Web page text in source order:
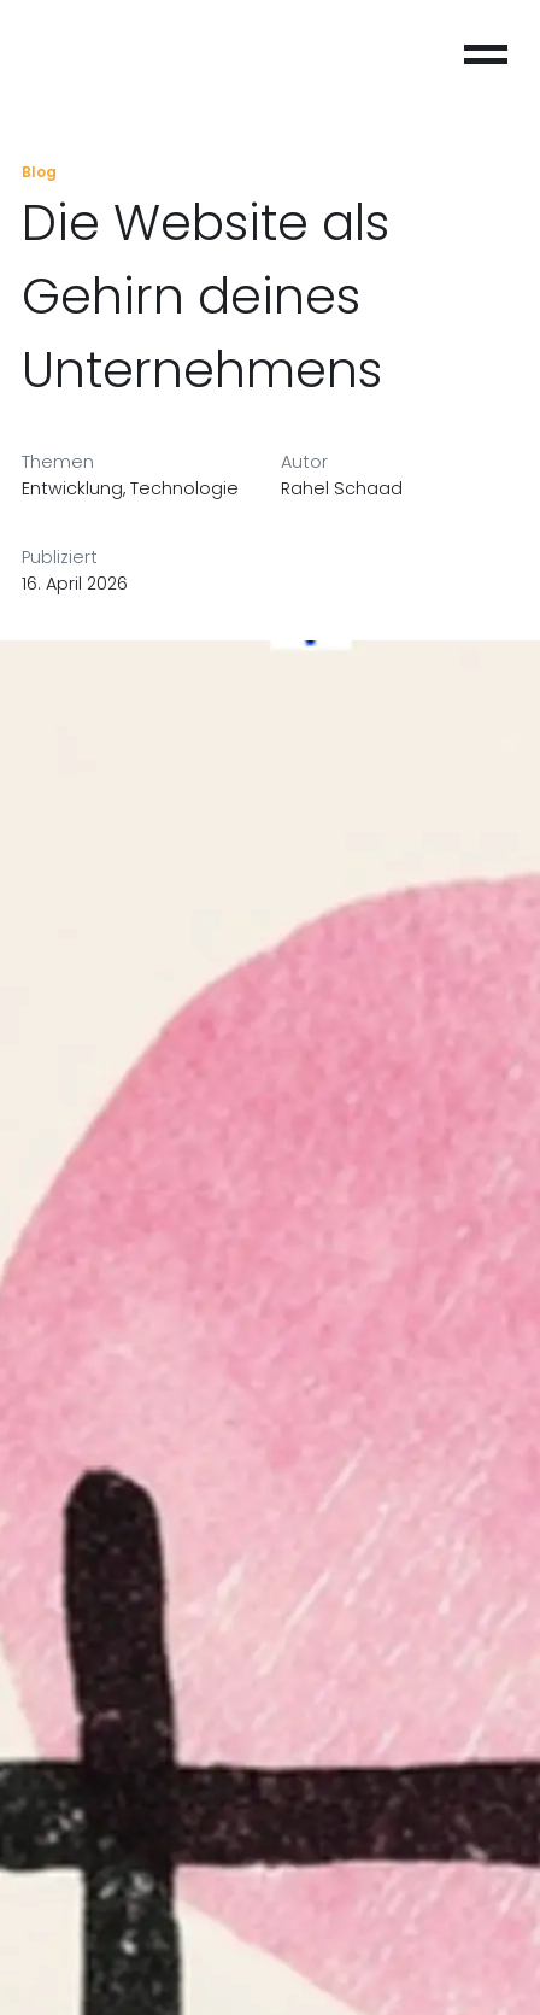
Blog
Die Website als
Gehirn deines
Unternehmens
Themen
Entwicklung, Technologie
Autor
Rahel Schaad
Publiziert
16. April 2026